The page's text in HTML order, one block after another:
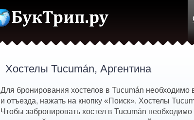
Хостелы Tucumán, Аргентина
Для бронирования хостелов в Tucumán необходимо
и отъезда, нажать на кнопку «Поиск». Хостелы
Чтобы забронировать хостел в Tucumán необходимо